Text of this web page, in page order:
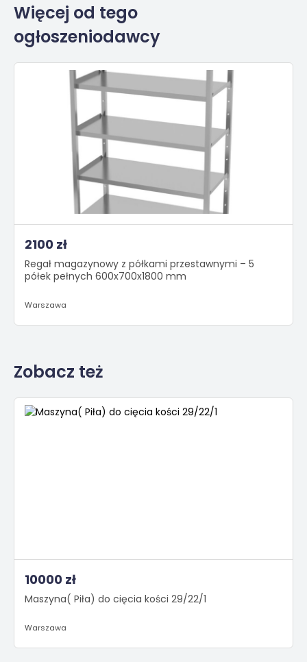
Więcej od tego
ogłoszeniodawcy
2100 zł
Regał magazynowy z półkami przestawnymi – 5
półek pełnych 600x700x1800 mm
Warszawa
Zobacz też
10000 zł
Maszyna( Piła) do cięcia kości 29/22/1
Warszawa